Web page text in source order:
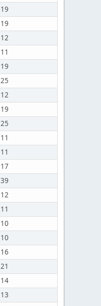
19
19
12
11
19
25
12
19
25
11
11
17
39
12
11
10
10
16
21
14
13